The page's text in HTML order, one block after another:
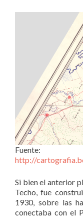
Fuente:
http://
Si bien el anterior
Techo, fue
1930, sobre las
conectaba con el